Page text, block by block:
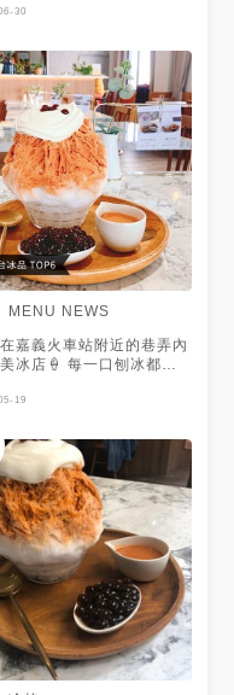
30
MENU NEWS
嘉義火車站附近的巷弄內
冰店🍦 每一口刨冰都有
醬🥤🥤🥤 配上QQ的波霸
貴、份量大，難怪會成為
心頭好😍 感謝 @Aki
提供的美食照片❤️
19